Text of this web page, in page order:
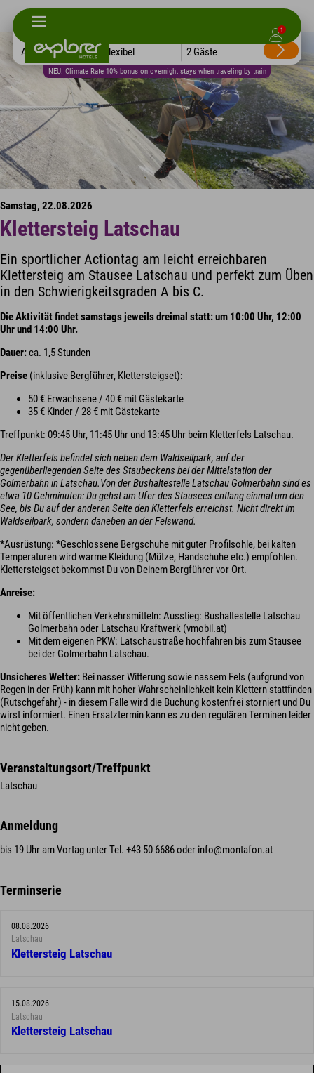
1
NEU: Climate Rate 10% bonus on overnight stays when traveling by train
Alle Hotels Flexibel 2 Gäste
Samstag, 22.08.2026
Klettersteig Latschau
Ein sportlicher Actiontag am leicht erreichbaren
Klettersteig am Stausee Latschau und perfekt zum Üben
in den Schwierigkeitsgraden A bis C.
Die Aktivität findet samstags jeweils dreimal statt: um 10:00 Uhr, 12:00
Uhr und 14:00 Uhr.
Dauer:ca. 1,5 Stunden
Preise (inklusive Bergführer, Klettersteigset):
50 € Erwachsene / 40 € mit Gästekarte
35 € Kinder / 28 € mit Gästekarte
Treffpunkt: 09:45 Uhr, 11:45 Uhr und 13:45 Uhr beim Kletterfels Latschau.
Der Kletterfels befindet sich neben dem Waldseilpark, auf der
gegenüberliegenden Seite des Staubeckens bei der Mittelstation der
Golmerbahn in Latschau.Von der Bushaltestelle Latschau Golmerbahn sind es
etwa 10 Gehminuten: Du gehst am Ufer des Stausees entlang einmal um den
See, bis Du auf der anderen Seite den Kletterfels erreichst. Nicht direkt im
Waldseilpark, sondern daneben an der Felswand.
*Ausrüstung: *Geschlossene Bergschuhe mit guter Profilsohle, bei kalten
Temperaturen wird warme Kleidung (Mütze, Handschuhe etc.) empfohlen.
Klettersteigset bekommst Du von Deinem Bergführer vor Ort.
Anreise:
Mit öffentlichen Verkehrsmitteln: Ausstieg: Bushaltestelle Latschau
Golmerbahn oder Latschau Kraftwerk (vmobil.at)
Mit dem eigenen PKW: Latschaustraße hochfahren bis zum Stausee
bei der Golmerbahn Latschau.
Unsicheres Wetter: Bei nasser Witterung sowie nassem Fels (aufgrund von
Regen in der Früh) kann mit hoher Wahrscheinlichkeit kein Klettern stattfinden
(Rutschgefahr) - in diesem Falle wird die Buchung kostenfrei storniert und Du
wirst informiert. Einen Ersatztermin kann es zu den regulären Terminen leider
nicht geben.
Veranstaltungsort/Treffpunkt
Latschau
Anmeldung
bis 19 Uhr am Vortag unter Tel. +43 50 6686 oder info@montafon.at
Terminserie
08.08.2026
Latschau
Klettersteig Latschau
15.08.2026
Latschau
Klettersteig Latschau